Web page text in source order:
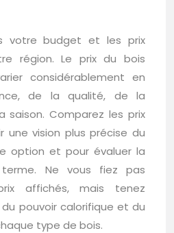
votre budget et les prix
région. Le prix du bois
considérablement en
de la qualité, de la
saison. Comparez les prix
une vision plus précise du
option et pour évaluer la
Ne vous fiez pas
affichés, mais tenez
pouvoir calorifique et du
type de bois.